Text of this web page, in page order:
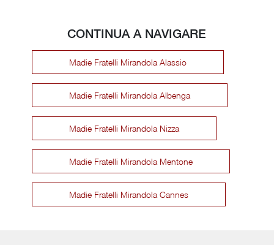
CONTINUA A NAVIGARE
Madie Fratelli Mirandola Alassio
Madie Fratelli Mirandola Albenga
Madie Fratelli Mirandola Nizza
Madie Fratelli Mirandola Mentone
Madie Fratelli Mirandola Cannes